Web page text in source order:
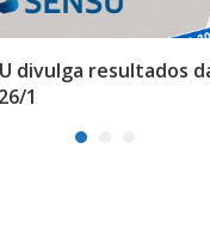
divulga resultados
1